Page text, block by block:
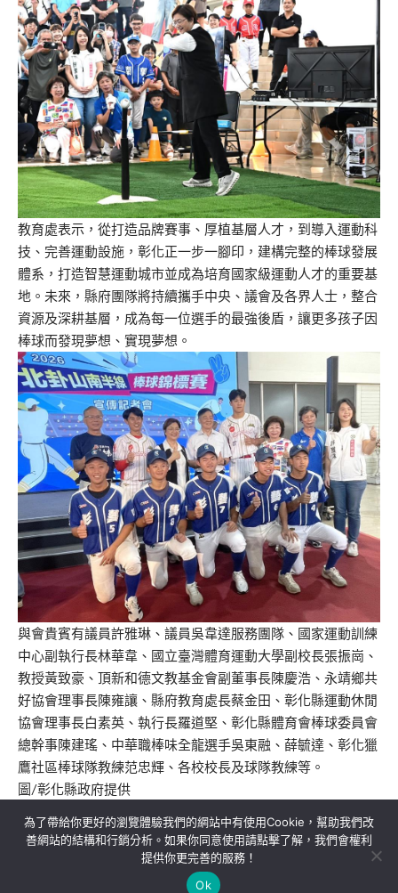
教育處表示，從打造品牌賽事、厚植基層人才，到導入運動科
技、完善運動設施，彰化正一步一腳印，建構完整的棒球發展
體系，打造智慧運動城市並成為培育國家級運動人才的重要基
地。未來，縣府團隊將持續攜手中央、議會及各界人士，整合
資源及深耕基層，成為每一位選手的最強後盾，讓更多孩子因
棒球而發現夢想、實現夢想。
與會貴賓有議員許雅琳、議員吳韋達服務團隊、國家運動訓練
中心副執行長林華韋、國立臺灣體育運動大學副校長張振崗、
教授黃致豪、頂新和德文教基金會副董事長陳慶浩、永靖鄉共
好協會理事長陳雍讓、縣府教育處長蔡金田、彰化縣運動休閒
協會理事長白素英、執行長羅道堅、彰化縣體育會棒球委員會
總幹事陳建瑤、中華職棒味全龍選手吳東融、薛毓達、彰化獵
鷹社區棒球隊教練范忠輝、各校校長及球隊教練等。
圖/彰化縣政府提供
關於我們 隱私權政策 聯絡我們
為了帶給你更好的瀏覽體驗我們的網站中有使用Cookie，幫助我們改
善網站的結構和行銷分析。如果你同意使用請點擊了解，我們會權利
提供你更完善的服務！
Ok